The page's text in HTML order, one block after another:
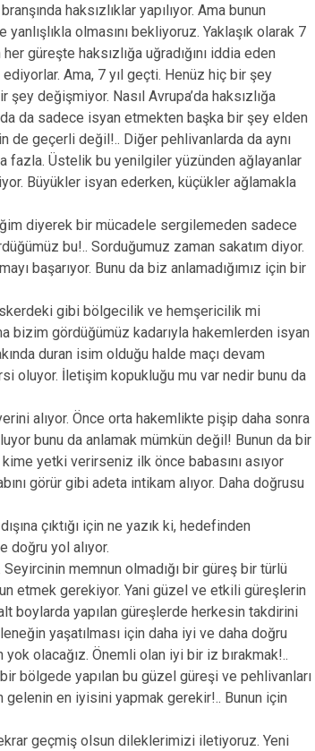
haksızlıklar yapılıyor. Ama bunun
olmasını bekliyoruz. Yaklaşık olarak 7
güreşte haksızlığa uğradığını iddia eden
Ama, 7 yıl geçti. Henüz hiç bir şey
değişmiyor. Nasıl Avrupa’da haksızlığa
da sadece isyan etmekten başka bir şey elden
de geçerli değil!.. Diğer pehlivanlarda da aynı
fazla. Üstelik bu yenilgiler yüzünden ağlayanlar
Büyükler isyan ederken, küçükler ağlamakla
diyerek bir mücadele sergilemeden sadece
bu!.. Sorduğumuz zaman sakatım diyor.
başarıyor. Bunu da biz anlamadığımız için bir
gibi bölgecilik ve hemşericilik mi
bizim gördüğümüz kadarıyla hakemlerden isyan
duran isim olduğu halde maçı devam
oluyor. İletişim kopukluğu mu var nedir bunu da
alıyor. Önce orta hakemlikte pişip daha sonra
bunu da anlamak mümkün değil! Bunun da bir
yetki verirseniz ilk önce babasını asıyor
görür gibi adeta intikam alıyor. Daha doğrusu
çıktığı için ne yazık ki, hedefinden
doğru yol alıyor.
memnun olmadığı bir güreş bir türlü
etmek gerekiyor. Yani güzel ve etkili güreşlerin
boylarda yapılan güreşlerde herkesin takdirini
yaşatılması için daha iyi ve daha doğru
olacağız. Önemli olan iyi bir iz bırakmak!..
bölgede yapılan bu güzel güreşi ve pehlivanları
en iyisini yapmak gerekir!.. Bunun için
geçmiş olsun dileklerimizi iletiyoruz. Yeni